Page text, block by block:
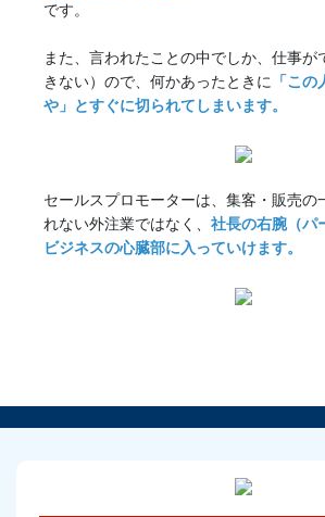
です。
また、言われたことの中でしか、仕事が
きない）ので、何かあったときに
「こ
や」とすぐに切られてしまいます。
セールスプロモーターは、集客・販売の
れない外注業ではなく、 社長の右腕（パ
ビジネスの心臓部に入っていけます。